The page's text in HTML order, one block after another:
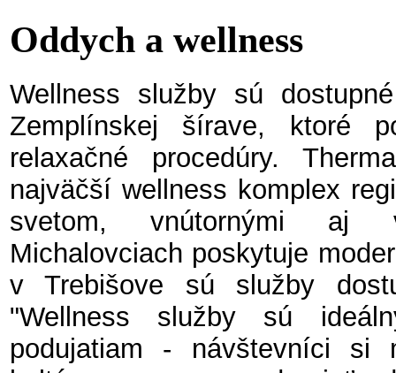
Oddych a wellness
Wellness služby sú
Zemplínskej šírave, ktoré
relaxačné procedúry.
najväčší wellness komplex
svetom, vnútornými aj
Michalovciach poskytuje
v Trebišove sú služby
"Wellness služby sú
podujatiam - návštevníci si